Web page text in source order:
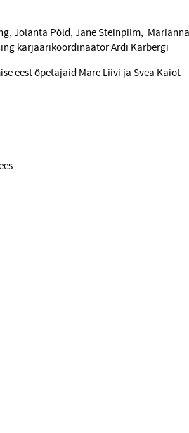
Jolanta Põld, Jane Steinpilm, Marianna
karjäärikoordinaator Ardi Kärbergi
eest õpetajaid Mare Liivi ja Svea Kaiot